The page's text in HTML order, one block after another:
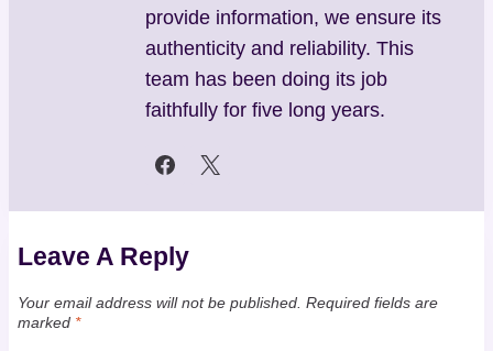
provide information, we ensure its
authenticity and reliability. This
team has been doing its job
faithfully for five long years.
Leave A Reply
Your email address will not be published. Required fields are
marked *